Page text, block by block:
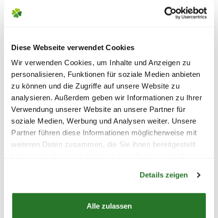
Diese Webseite verwendet Cookies
Wir verwenden Cookies, um Inhalte und Anzeigen zu
personalisieren, Funktionen für soziale Medien anbieten
zu können und die Zugriffe auf unsere Website zu
analysieren. Außerdem geben wir Informationen zu Ihrer
Verwendung unserer Website an unsere Partner für
soziale Medien, Werbung und Analysen weiter. Unsere
Partner führen diese Informationen möglicherweise mit
weiteren Daten zusammen, die Sie ihnen bereitgestellt
Details zeigen
Alle zulassen
Unser Tipp: achte bereits beim Kauf auf
werden, um lange Standzeiten zu vermeiden.
ASTRA Fussmatte 'Border
Pin', 45x75 cm, halbrund,
schwarz
14,99
inkl. MwSt.zzgl. Versandkosten
ASTRA
Pin', 45x75 cm,
schwarz
14,99
inkl. MwSt. zzgl.